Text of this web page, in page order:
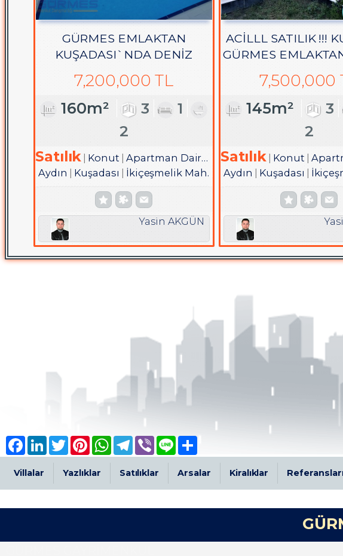
GÜRMES EMLAKTAN
KUŞADASI`NDA DENİZ
DUBLEKS DAİRE
7,200,000 TL
160m² 3
1
2
Satılık Konut
Apartman Dairesi
Aydın
Kuşadası İkiçeşmelik Mah.
Yasin AKGÜN
ACİLLL SATILIK !!!
GÜRMES
7,500,000
145m² 3
2
Satılık Konut
Aydın
Kuşadası
Villalar Yazlıklar Satılıklar Arsalar Kiralıklar
Facebook
LinkedInTwitterPinterestWhatsAppTelegram
Viber Line Share